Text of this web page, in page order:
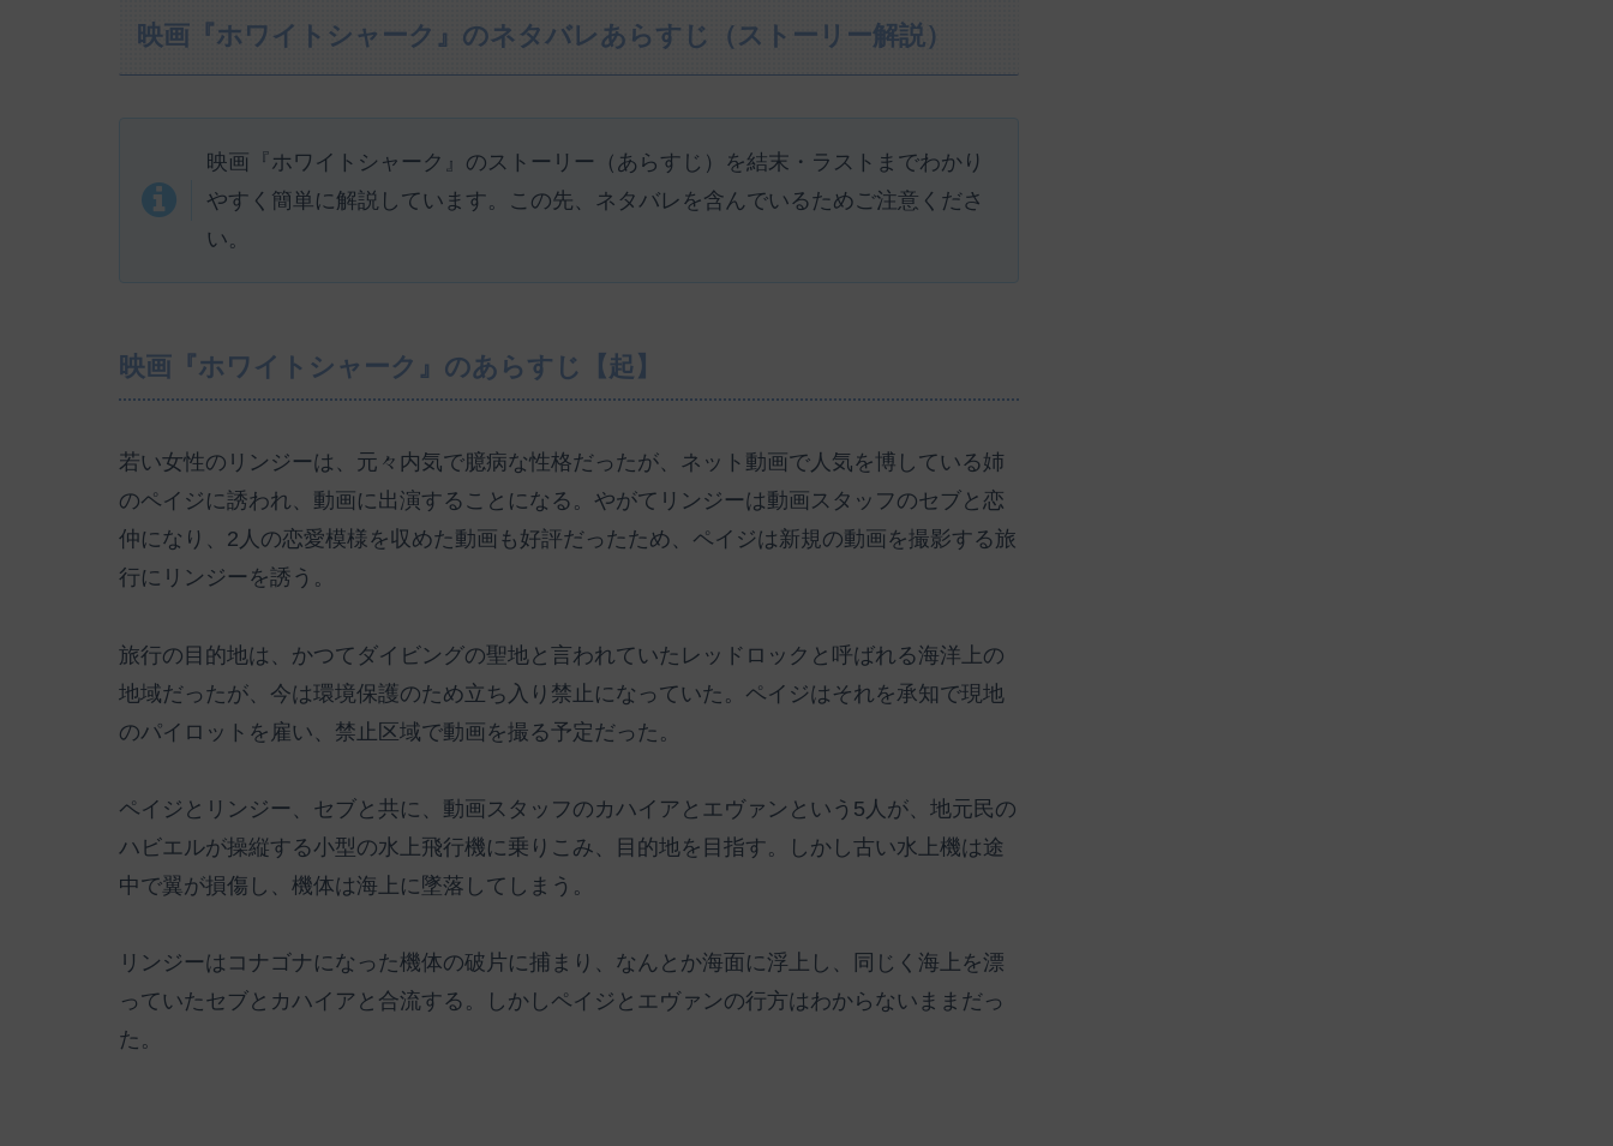
映画『ホワイトシャーク』のネタバレあらすじ（ストーリー解説）
映画『ホワイトシャーク』のストーリー（あらすじ）を結末・ラストまでわかり
やすく簡単に解説しています。この先、ネタバレを含んでいるためご注意くださ
い。
映画『ホワイトシャーク』のあらすじ【起】
若い女性のリンジーは、元々内気で臆病な性格だったが、ネット動画で人気を博している姉
のペイジに誘われ、動画に出演することになる。やがてリンジーは動画スタッフのセブと恋
仲になり、2人の恋愛模様を収めた動画も好評だったため、ペイジは新規の動画を撮影する旅
行にリンジーを誘う。
旅行の目的地は、かつてダイビングの聖地と言われていたレッドロックと呼ばれる海洋上の
地域だったが、今は環境保護のため立ち入り禁止になっていた。ペイジはそれを承知で現地
のパイロットを雇い、禁止区域で動画を撮る予定だった。
ペイジとリンジー、セブと共に、動画スタッフのカハイアとエヴァンという5人が、地元民の
ハビエルが操縦する小型の水上飛行機に乗りこみ、目的地を目指す。しかし古い水上機は途
中で翼が損傷し、機体は海上に墜落してしまう。
リンジーはコナゴナになった機体の破片に捕まり、なんとか海面に浮上し、同じく海上を漂
っていたセブとカハイアと合流する。しかしペイジとエヴァンの行方はわからないままだっ
た。